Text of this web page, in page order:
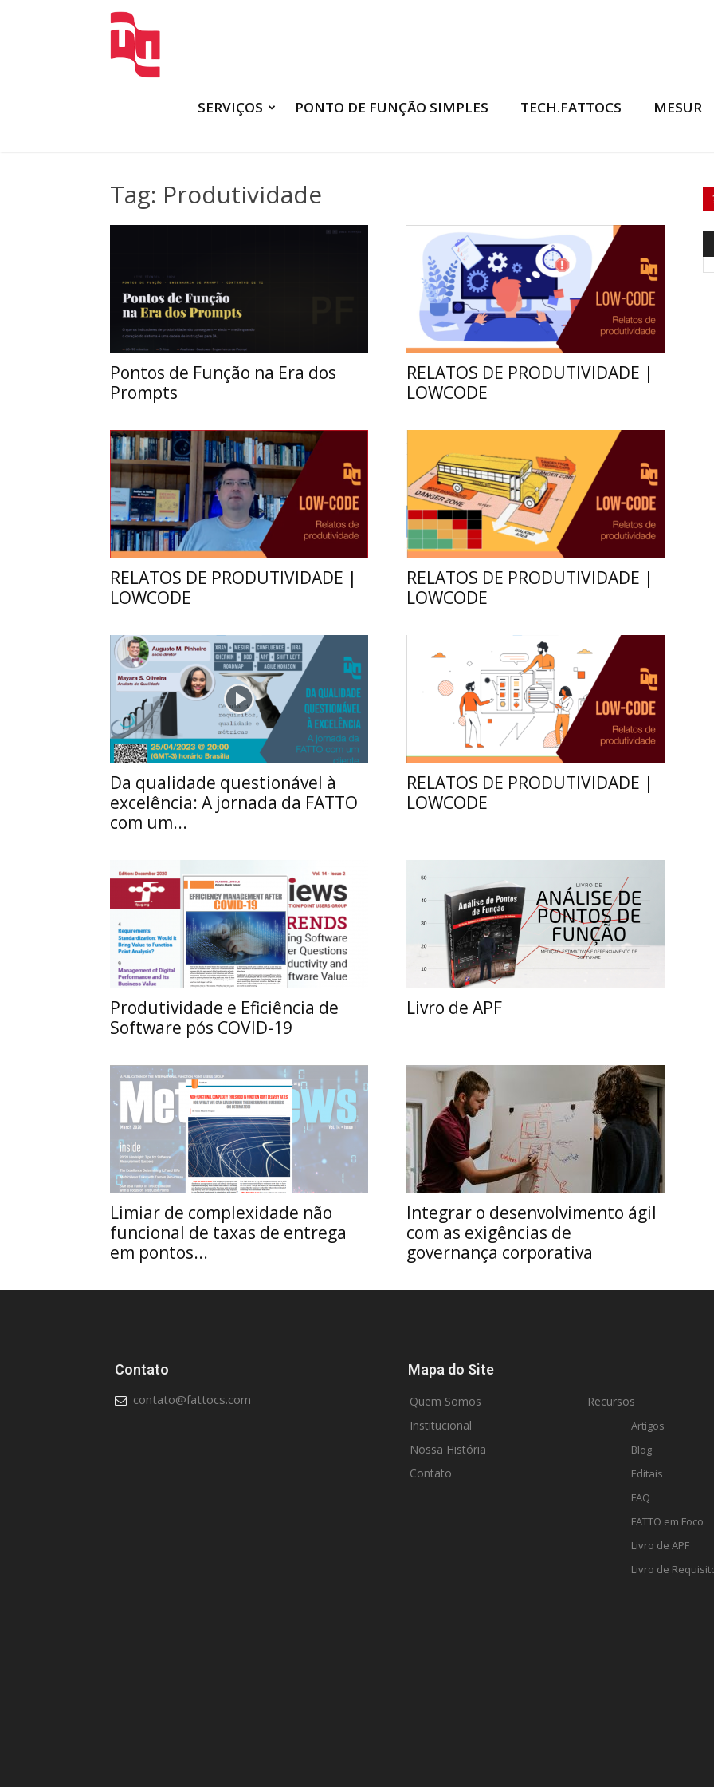
SERVIÇOS PONTO DE FUNÇÃO SIMPLES TECH.FATTOCS MESUR
Tag: Produtividade
Pontos de Função na Era dos
Prompts
RELATOS DE PRODUTIVIDADE |
LOWCODE
RELATOS DE PRODUTIVIDADE |
LOWCODE
RELATOS DE PRODUTIVIDADE |
LOWCODE
Da qualidade questionável à
excelência: A jornada da FATTO
com um...
RELATOS DE PRODUTIVIDADE |
LOWCODE
Produtividade e Eficiência de
Software pós COVID-19
Livro de APF
Limiar de complexidade não
funcional de taxas de entrega
em pontos...
Integrar o desenvolvimento ágil
com as exigências de
governança corporativa
Contato
contato@fattocs.com
Mapa do Site
Quem Somos
Institucional
Nossa História
Contato
Recursos
Artigos
Blog
Editais
FAQ
FATTO em Foco
Livro de APF
Livro de